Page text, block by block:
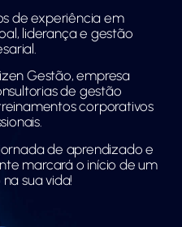
de experiência em
liderança e gestão
Gestão, empresa
de gestão
corporativos
de aprendizado e
marcará o início de um
sua vida!